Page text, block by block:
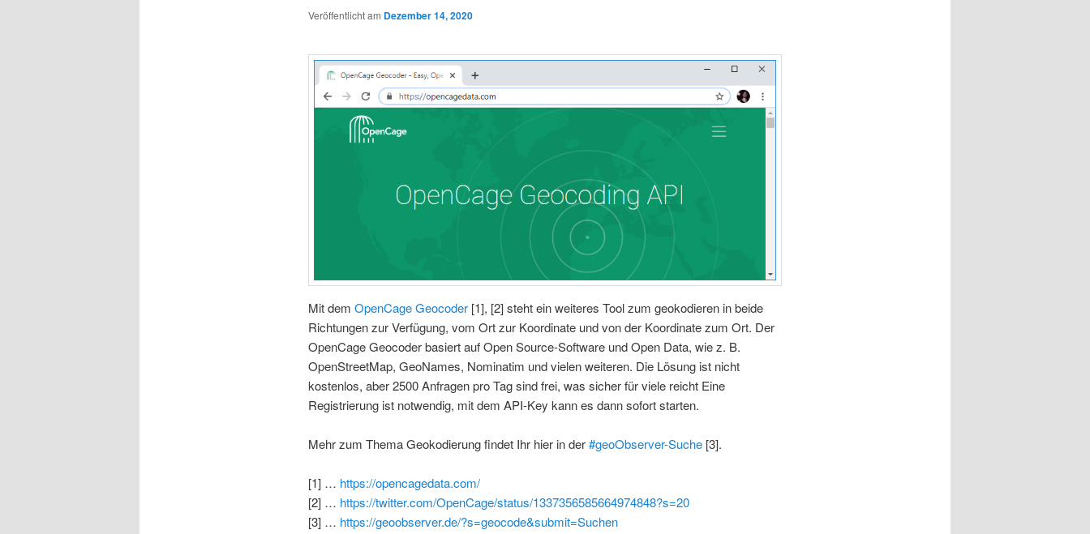
Veröffentlicht am Dezember 14, 2020
Mit dem OpenCage Geocoder[1], [2] steht ein weiteres Tool zum geokodieren in beide
Richtungen zur Verfügung, vom Ort zur Koordinate und von der Koordinate zum Ort. Der
OpenCage Geocoder basiert auf Open Source-Software und Open Data, wie z. B.
OpenStreetMap, GeoNames, Nominatim und vielen weiteren. Die Lösung ist nicht
kostenlos, aber 2500 Anfragen pro Tag sind frei, was sicher für viele reicht Eine
Registrierung ist notwendig, mit dem API-Key kann es dann sofort starten.
Mehr zum Thema Geokodierung findet Ihr hier in der#geoObserver-Suche[3].
[1] … https://opencagedata.com/
[2] … https://twitter.com/OpenCage/status/1337356585664974848?s=20
[3] … https://geoobserver.de/?s=geocode&submit=Suchen